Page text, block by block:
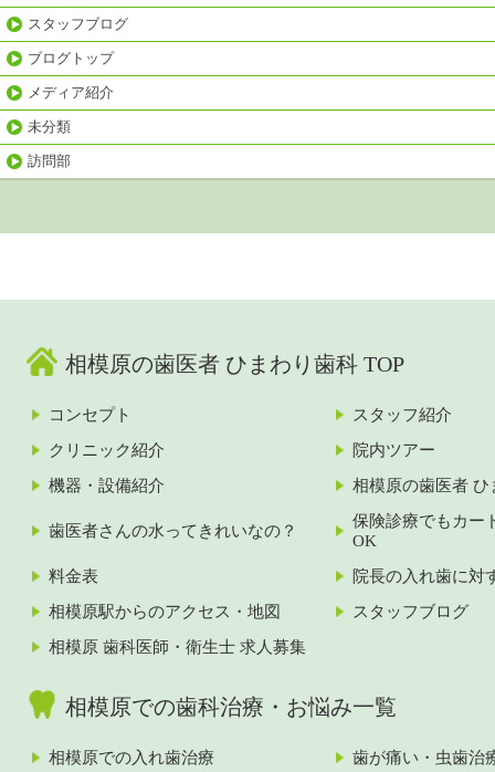
スタッフブログ
ブログトップ
メディア紹介
未分類
訪問部
相模原の歯医者 ひまわり歯科 TOP
コンセプト
スタッフ紹介
クリニック紹介
院内ツアー
機器・設備紹介
相模原の歯医者 ひ
歯医者さんの水ってきれいなの？
保険診療でもカー
OK
料金表
院長の入れ歯に対
相模原駅からのアクセス・地図
スタッフブログ
相模原 歯科医師・衛生士 求人募集
相模原での歯科治療・お悩み一覧
相模原での入れ歯治療 歯が痛い・虫歯治